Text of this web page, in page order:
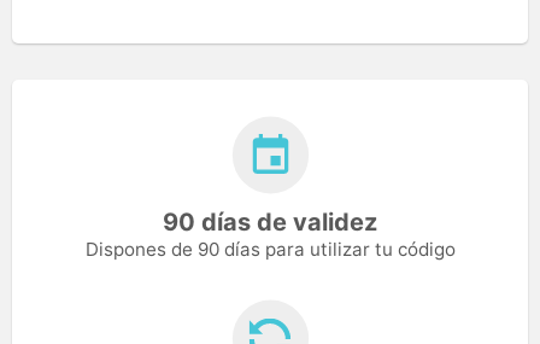
90 días de validez
Dispones de 90 días para utilizar tu código